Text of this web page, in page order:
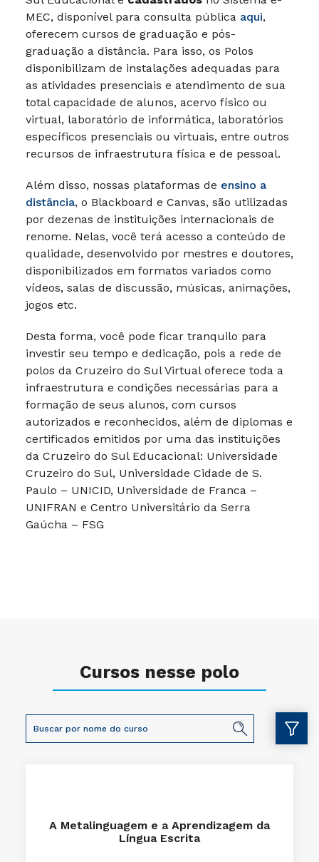
MEC, disponível para consulta pública aqui,
oferecem cursos de graduação e pós-
graduação a distância. Para isso, os Polos
disponibilizam de instalações adequadas para
as atividades presenciais e atendimento de sua
total capacidade de alunos, acervo físico ou
virtual, laboratório de informática, laboratórios
específicos presenciais ou virtuais, entre outros
recursos de infraestrutura física e de pessoal.
Além disso, nossas plataformas de ensino a
distância, o Blackboard e Canvas, são utilizadas
por dezenas de instituições internacionais de
renome. Nelas, você terá acesso a conteúdo de
qualidade, desenvolvido por mestres e doutores,
disponibilizados em formatos variados como
vídeos, salas de discussão, músicas, animações,
jogos etc.
Desta forma, você pode ficar tranquilo para
investir seu tempo e dedicação, pois a rede de
polos da Cruzeiro do Sul Virtual oferece toda a
infraestrutura e condições necessárias para a
formação de seus alunos, com cursos
autorizados e reconhecidos, além de diplomas e
certificados emitidos por uma das instituições
da Cruzeiro do Sul Educacional: Universidade
Cruzeiro do Sul, Universidade Cidade de S.
Paulo – UNICID, Universidade de Franca –
UNIFRAN e Centro Universitário da Serra
Gaúcha – FSG
Cursos nesse polo
A Metalinguagem e a Aprendizagem da
Língua Escrita